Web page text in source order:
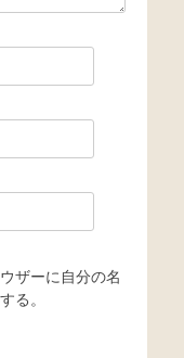
ザーに自分の名
る。